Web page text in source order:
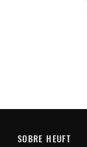
SOBRE HEUFT